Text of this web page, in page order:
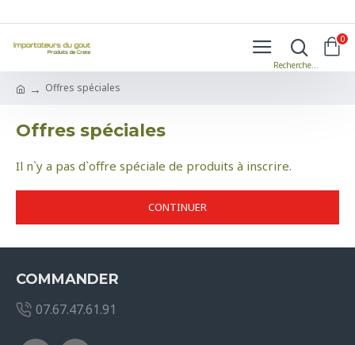
0
Offres spéciales
Offres spéciales
Il n`y a pas d`offre spéciale de produits à inscrire.
CONTINUER
COMMANDER
07.67.47.61.91